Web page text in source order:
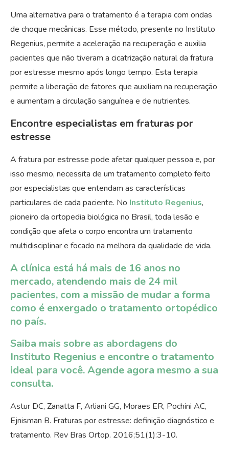
Uma alternativa para o tratamento é a terapia com ondas
de choque mecânicas. Esse método, presente no Instituto
Regenius, permite a aceleração na recuperação e auxilia
pacientes que não tiveram a cicatrização natural da fratura
por estresse mesmo após longo tempo. Esta terapia
permite a liberação de fatores que auxiliam na recuperação
e aumentam a circulação sanguínea e de nutrientes.
Encontre especialistas em fraturas por
estresse
A fratura por estresse pode afetar qualquer pessoa e, por
isso mesmo, necessita de um tratamento completo feito
por especialistas que entendam as características
particulares de cada paciente. No Instituto Regenius,
pioneiro da ortopedia biológica no Brasil, toda lesão e
condição que afeta o corpo encontra um tratamento
multidisciplinar e focado na melhora da qualidade de vida.
A clínica está há mais de 16 anos no
mercado, atendendo mais de 24 mil
pacientes, com a missão de mudar a forma
como é enxergado o tratamento ortopédico
no país.
Saiba mais sobre as abordagens do
Instituto Regenius e encontre o tratamento
ideal para você. Agende agora mesmo a sua
consulta.
Astur DC, Zanatta F, Arliani GG, Moraes ER, Pochini AC,
Ejnisman B. Fraturas por estresse: definição diagnóstico e
tratamento. Rev Bras Ortop. 2016;51(1):3-10.